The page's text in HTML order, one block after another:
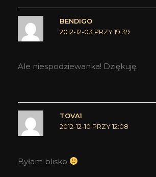
BENDIGO
2012-12-03 PRZY 19:39
Ale niespodziewanka! Dziękuję.
TOVA1
2012-12-10 PRZY 12:08
Byłam blisko